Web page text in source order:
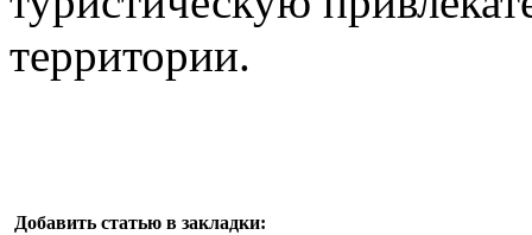
территории.
Добавить статью в закладки: